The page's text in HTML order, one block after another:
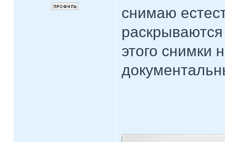
снимаю
этого снимки